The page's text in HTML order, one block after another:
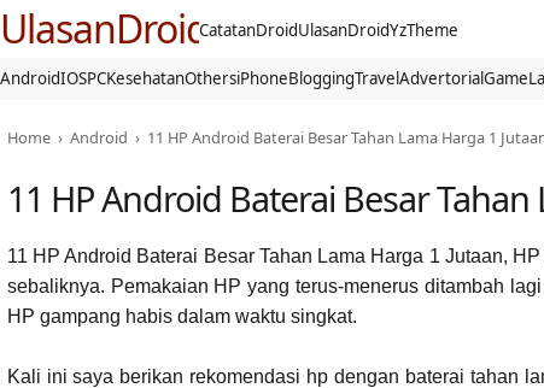
UlasanDroidCatatanDroidUlasanDroidYzTheme
AndroidIOSPCKesehatanOthersiPhoneBloggingTravelAdvertorialGame
Home › Android › 11 HP Android Baterai Besar Tahan Lama Harga 1
11 HP Android Baterai Besar
11 HP Android Baterai Besar Tahan Lama Harga 1 Jutaan,
sebaliknya. Pemakaian HP yang terus-menerus ditambah
HP gampang habis dalam waktu singkat.
Kali ini saya berikan rekomendasi hp dengan baterai tahan